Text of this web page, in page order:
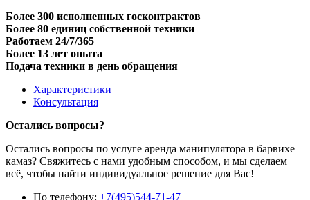
Более 300 исполненных госконтрактов
Более 80 единиц собственной техники
Работаем 24/7/365
Более 13 лет опыта
Подача техники в день обращения
Характеристики
Консультация
Остались вопросы?
Остались вопросы по услуге аренда манипулятора в барвихе
камаз? Свяжитесь с нами удобным способом, и мы сделаем
всё, чтобы найти индивидуальное решение для Вас!
По телефону: +7(495)544-71-47